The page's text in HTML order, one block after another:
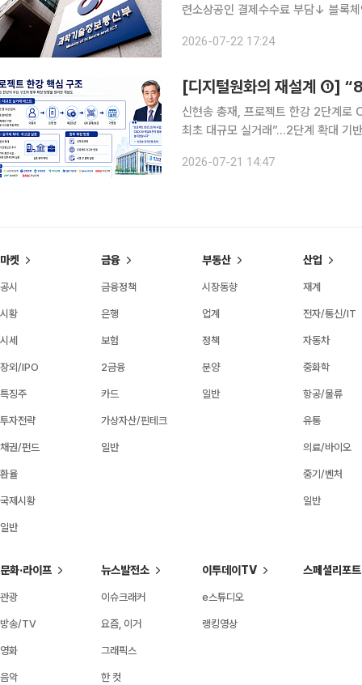
련소상공인 결제수수료 부담↓ 블록체인 산업 생태계
‘2026년도 블록체인 혁신선도 프로젝
2026-07-22 17:24
신현송 총재, 프로젝트 한강 2단계로
최초 대규모 실거래”…2단계 확대 기
핵심 과제로 끌어올리고 있다. 표면적
2026-07-21 14:47
마켓
공시
시황
시세
장외/IPO
특징주
투자전략
채권/펀드
환율
국제시황
일반
금융
금융정책
은행
보험
2금융
카드
가상자산/핀테크
일반
부동산
시장동향
업계
정책
분양
일반
산업
재계
전자/통신/IT
자동차
중화학
항공/물류
유통
의료/바이오
중기/벤처
일반
문화·라이프
관광
방송/TV
영화
음악
뉴스발전소
이슈크래커
요즘, 이거
그래픽스
한 컷
이투데이TV
e스튜디오
랭킹영상
스페셜리포트